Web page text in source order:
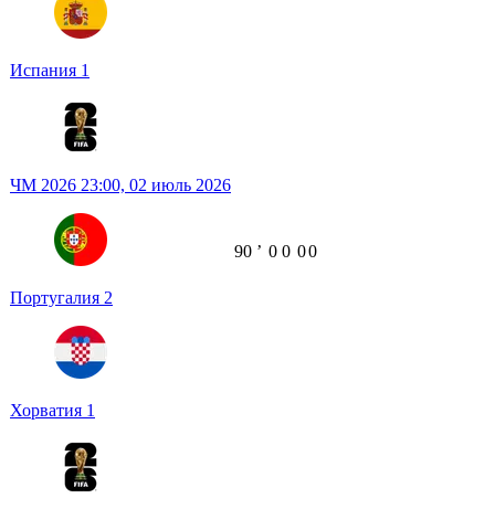
Испания 1
ЧМ 2026 23:00, 02 июль 2026
Португалия 2
Хорватия 1
90 ʼ 0 0 00